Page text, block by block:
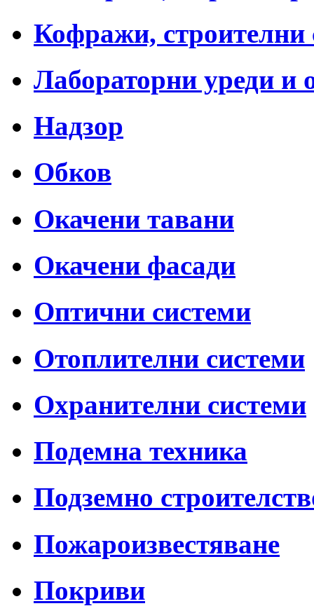
Кофражи, строителни
Лабораторни уреди и
Надзор
Обков
Окачени тавани
Окачени фасади
Оптични системи
Отоплителни системи
Охранителни системи
Подемна техника
Подземно
Пожароизвестяване
Покриви